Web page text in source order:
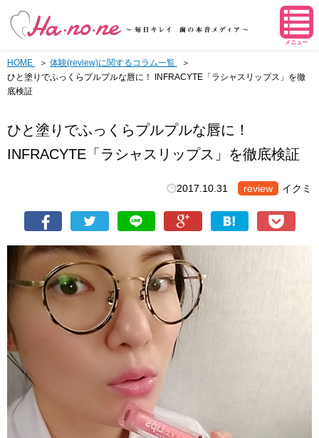
メニュー
HOME
体験(review)に関するコラム一覧
ひと塗りでふっくらプルプルな唇に！ INFRACYTE「ラシャスリップス」を徹
底検証
ひと塗りでふっくらプルプルな唇に！
INFRACYTE「ラシャスリップス」を徹底検証
2017.10.31 review イクミ